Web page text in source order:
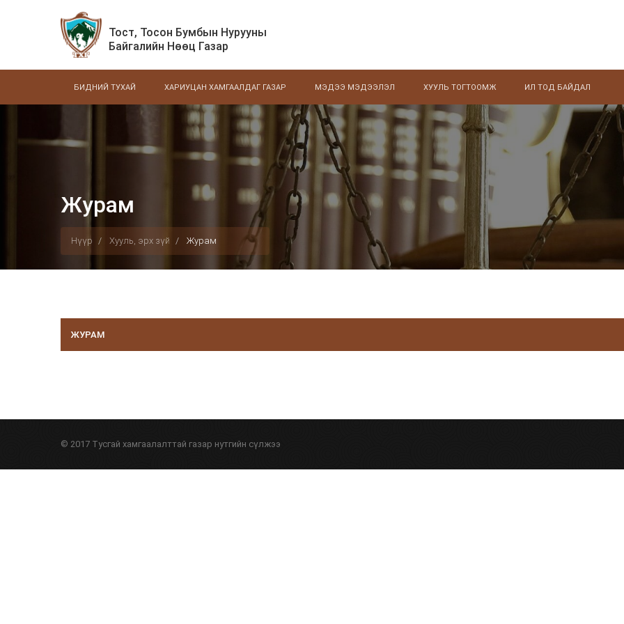
Тост, Тосон Бумбын Нурууны
Байгалийн Нөөц Газар
БИДНИЙ ТУХАЙ ХАРИУЦАН ХАМГААЛДАГ ГАЗАР МЭДЭЭ МЭДЭЭЛЭЛ ХУУЛЬ ТОГТООМЖ ИЛ ТОД БАЙДАЛ
Журам
Нүүр Хууль, эрх зүй Журам
ЖУРАМ
© 2017 Тусгай хамгаалалттай газар нутгийн сүлжээ